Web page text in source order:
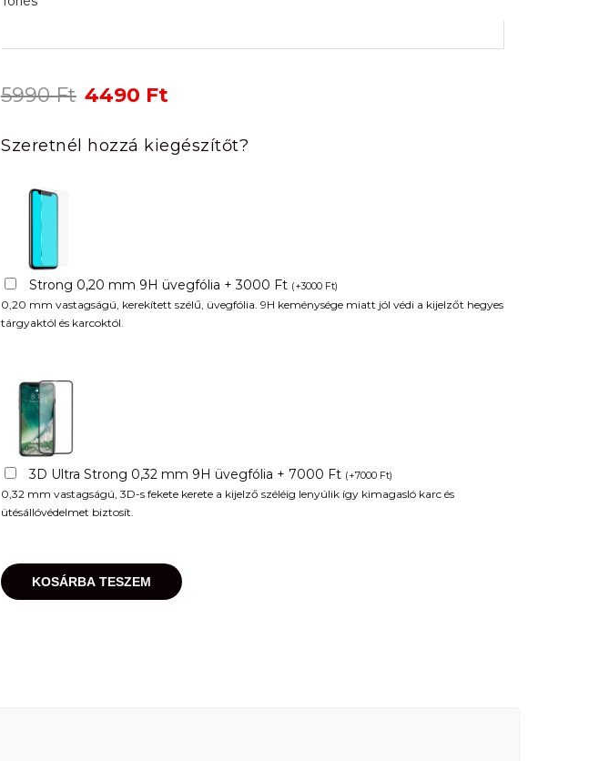
5990Ft Original
was:
5990 Ft.
4490 Ft
is:
4490 Ft.
Szeretnél hozzá kiegészítőt?
Strong 0,20 mm 9H üvegfólia + 3000 Ft (+3000 Ft)
0,20 mm vastagságú, kerekített szélű, üvegfólia. 9H keménysége miatt jól védi a kijelzőt hegyes
tárgyaktól és karcoktól.
3D Ultra Strong 0,32 mm 9H üvegfólia + 7000 Ft (+7000 Ft)
0,32 mm vastagságú, 3D-s fekete kerete a kijelző széléig lenyúlik így kimagasló karc és
ütésállóvédelmet biztosít.
KOSÁRBA TESZEM